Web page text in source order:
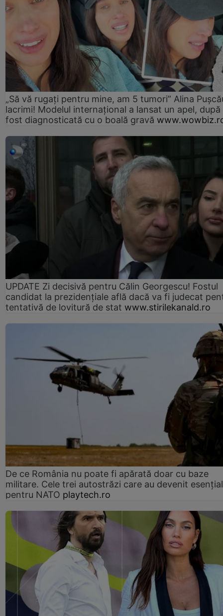
„Să vă rugați pentru mine, am 5 tumori” Alina
lacrimi! Modelul internațional a lansat un apel, după
fost diagnosticată cu o boală gravă
UPDATE Zi decisivă pentru Călin Georgescu! Fostul
candidat la prezidențiale află dacă va fi judecat
tentativă de lovitură de stat www.stirilekanald.ro
De ce România nu poate fi apărată doar cu baze
militare. Cele trei autostrăzi care au devenit
pentru NATO playtech.ro